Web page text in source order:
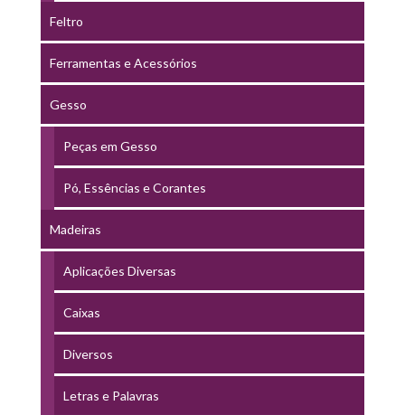
Feltro
Ferramentas e Acessórios
Gesso
Peças em Gesso
Pó, Essências e Corantes
Madeiras
Aplicações Diversas
Caixas
Diversos
Letras e Palavras